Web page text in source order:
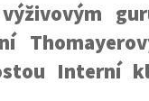
Interní